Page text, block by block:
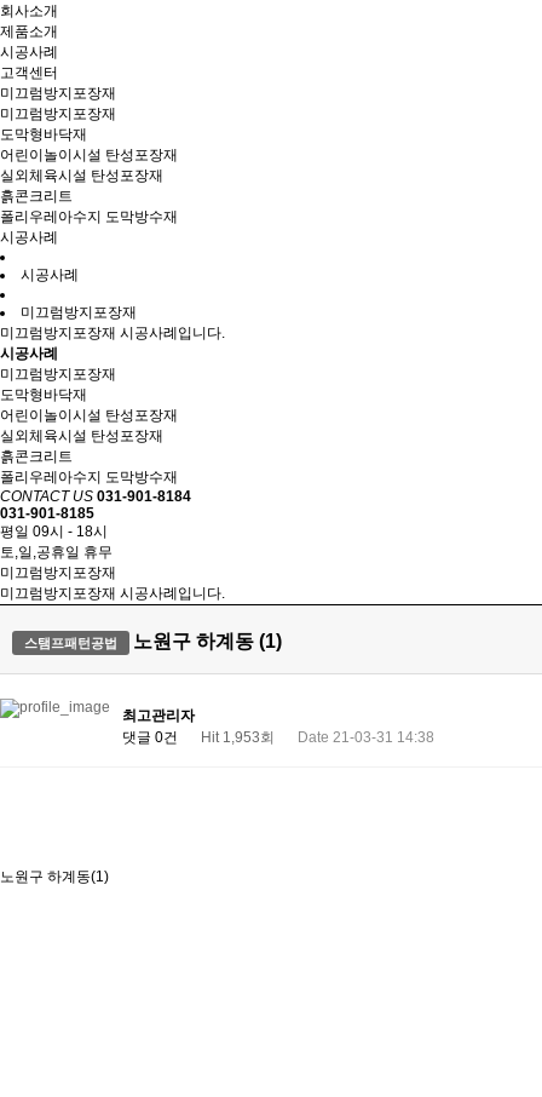
회사소개
제품소개
시공사례
고객센터
미끄럼방지포장재
미끄럼방지포장재
도막형바닥재
어린이놀이시설 탄성포장재
실외체육시설 탄성포장재
흙콘크리트
폴리우레아수지 도막방수재
시공사례
시공사례
미끄럼방지포장재
미끄럼방지포장재 시공사례입니다.
시공사례
미끄럼방지포장재
도막형바닥재
어린이놀이시설 탄성포장재
실외체육시설 탄성포장재
흙콘크리트
폴리우레아수지 도막방수재
CONTACT US 031-901-8184
031-901-8185
평일 09시 - 18시
토,일,공휴일 휴무
미끄럼방지포장재
미끄럼방지포장재 시공사례입니다.
스탬프패턴공법 노원구 하계동 (1)
최고관리자
댓글 0건
Hit 1,953회 Date 21-03-31 14:38
노원구 하계동(1)